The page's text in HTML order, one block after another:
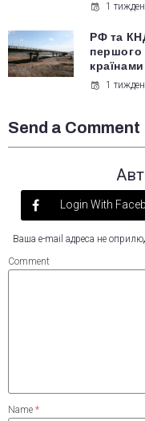
1
РФ та
першого
1
Send a Comment
Login With
Ваша e-mail адреса не
Comment
Name *